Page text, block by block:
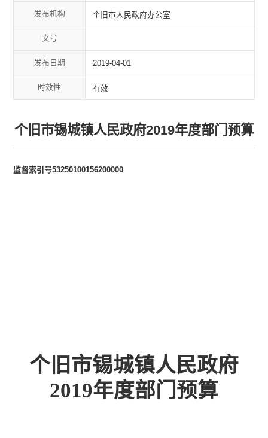
发布机构 个旧市人民政府办公室
文号
发布日期 2019-04-01
时效性 有效
个旧市锡城镇人民政府2019年度部门预算
监督索引号53250100156200000
个旧市锡城镇人民政府
2019年度部门预算